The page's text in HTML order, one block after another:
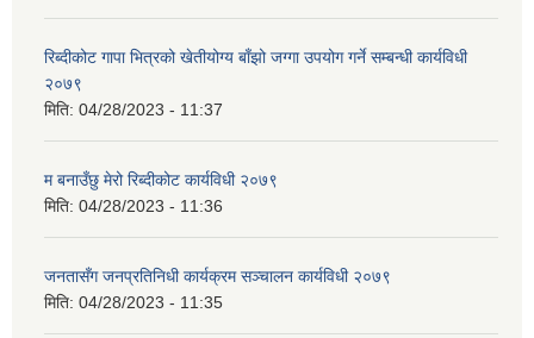
रिब्दीक‍ोट गापा भित्रको खेतीयोग्य बाँझो जग्गा उपयोग गर्ने सम्बन्धी कार्यविधी
२०७९
मिति: 04/28/2023 - 11:37
म बनाउँछु मेरो रिब्दीकोट कार्यविधी २०७९
मिति: 04/28/2023 - 11:36
जनतासँग जनप्रतिनिधी कार्यक्रम सञ्चालन कार्यविधी २०७९
मिति: 04/28/2023 - 11:35